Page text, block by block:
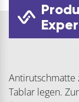
Antirutschmatte
Tablar legen.